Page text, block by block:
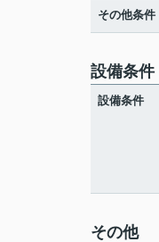
その他条件
設備条件
設備条件
その他